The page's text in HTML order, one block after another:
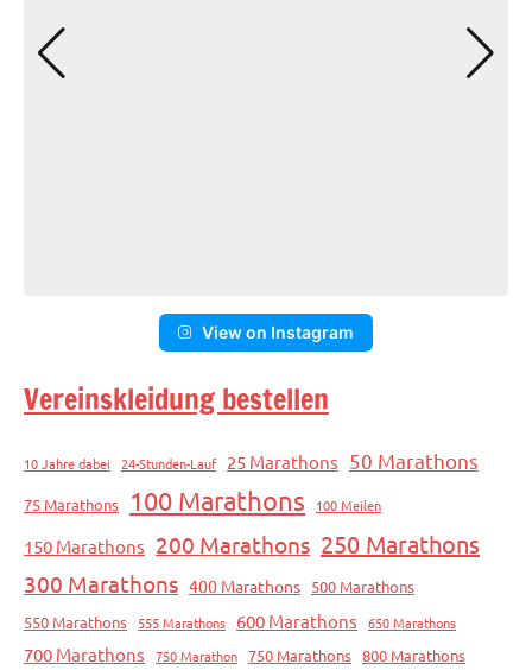
View on Instagram
Vereinskleidung bestellen
10 Jahre dabei 24-Stunden-Lauf 25 Marathons 50 Marathons
75 Marathons 100 Marathons 100 Meilen
150 Marathons 200 Marathons 250 Marathons
300 Marathons 400 Marathons 500 Marathons
550 Marathons
555 Marathons 600 Marathons 650 Marathons
700 Marathons 750 Marathon 750 Marathons 800 Marathons